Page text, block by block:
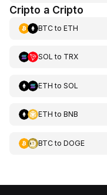
Cripto a Cripto
BTCto ETH
SOL to TRX
ETH to SOL
ETH to BNB
BTCto DOGE